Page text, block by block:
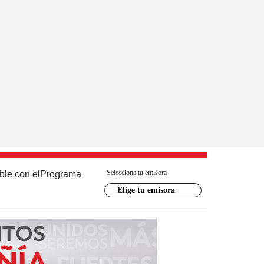
con el Programa Selecciona tu emisora
Elige tu emisora